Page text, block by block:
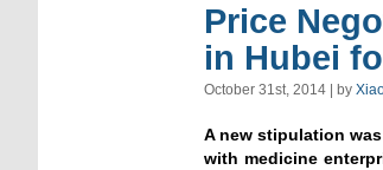
Price
in Hubei
October 31st, 2014 | by
A new stipulation
with medicine